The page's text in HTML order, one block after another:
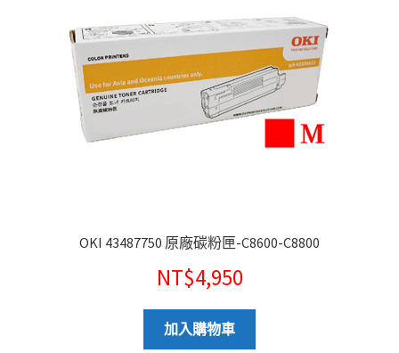
OKI 43487750 原廠碳粉匣-C8600-C8800
NT$4,950
加入購物車